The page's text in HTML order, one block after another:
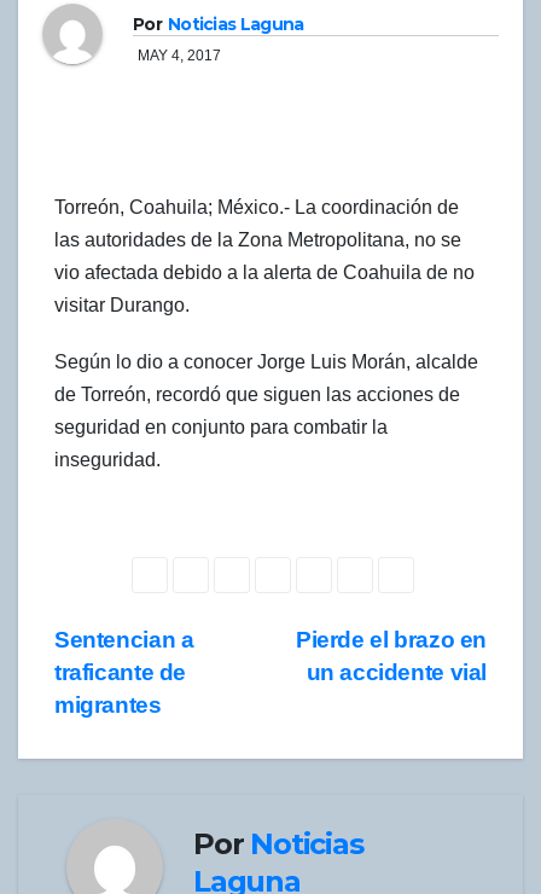
Por Noticias Laguna
MAY 4, 2017
Torreón, Coahuila; México.- La coordinación de
las autoridades de la Zona Metropolitana, no se
vio afectada debido a la alerta de Coahuila de no
visitar Durango.
Según lo dio a conocer Jorge Luis Morán, alcalde
de Torreón, recordó que siguen las acciones de
seguridad en conjunto para combatir la
inseguridad.
Navegación
de
entradas
Pierde el brazo en
un accidente vial
Sentencian a
traficante de
migrantes
Por Noticias
Laguna